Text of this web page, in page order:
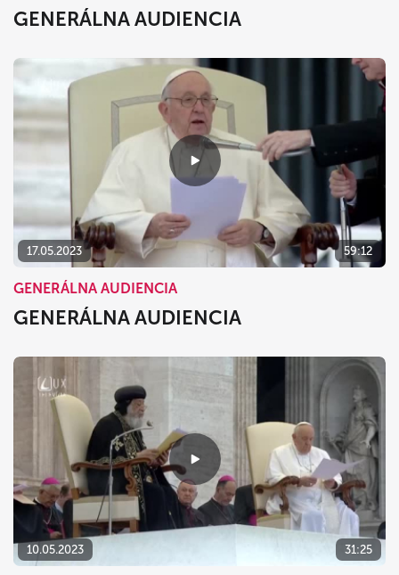
GENERÁLNA AUDIENCIA
17.05.2023 59:12
GENERÁLNA AUDIENCIA
GENERÁLNA AUDIENCIA
10.05.2023 31:25